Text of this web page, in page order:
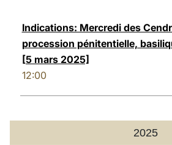
Indications: Mercredi des
procession pénitentielle,
[5 mars 2025]
12:00
2025